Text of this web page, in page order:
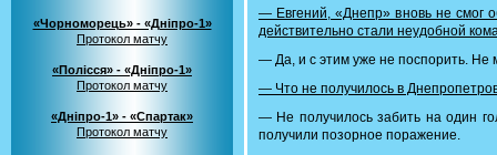
«Чорноморець» - «Дніпро-1»
Протокол матчу
«Полісся» - «Дніпро-1»
Протокол матчу
«Дніпро-1» - «Спартак»
Протокол матчу
— Евгений, «Днепр» вновь не смог
действительно стали неудобной
— Да, и с этим уже не поспорить. Не
— Что не получилось в
— Не получилось забить на один
получили позорное поражение.